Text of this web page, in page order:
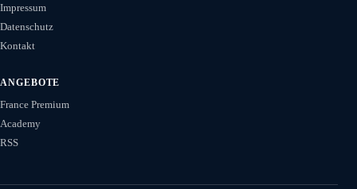
Impressum
Datenschutz
Kontakt
ANGEBOTE
France Premium
Academy
RSS